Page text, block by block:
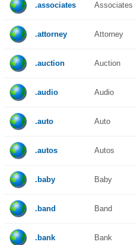
.associates Associates
.attorney Attorney
.auction Auction
.audio Audio
.auto Auto
.autos Autos
.baby Baby
.band Band
.bank Bank